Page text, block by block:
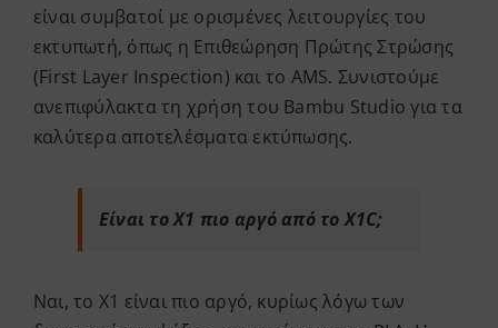
είναι συμβατοί με ορισμένες λειτουργίες του
εκτυπωτή, όπως η Επιθεώρηση Πρώτης Στρώσης
(First Layer Inspection) και το AMS. Συνιστούμε
ανεπιφύλακτα τη χρήση του Bambu Studio για τα
καλύτερα αποτελέσματα εκτύπωσης.
Είναι το X1 πιο αργό από το X1C;
Ναι, το X1 είναι πιο αργό, κυρίως λόγω των